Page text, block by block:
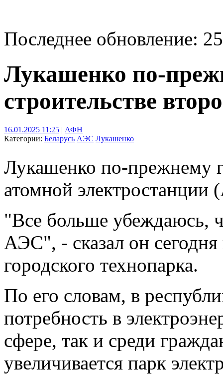
Последнее обновление:
Лукашенко по-
строительстве
16.01.2025 11:25 | АФН
Категории: Беларусь АЭС Лукашенко
Лукашенко по-прежнему
атомной
"Все больше убеждаюсь,
АЭС", - сказал он
городского технопарка.
По его словам, в
потребность в
сфере, так и среди
увеличивается парк